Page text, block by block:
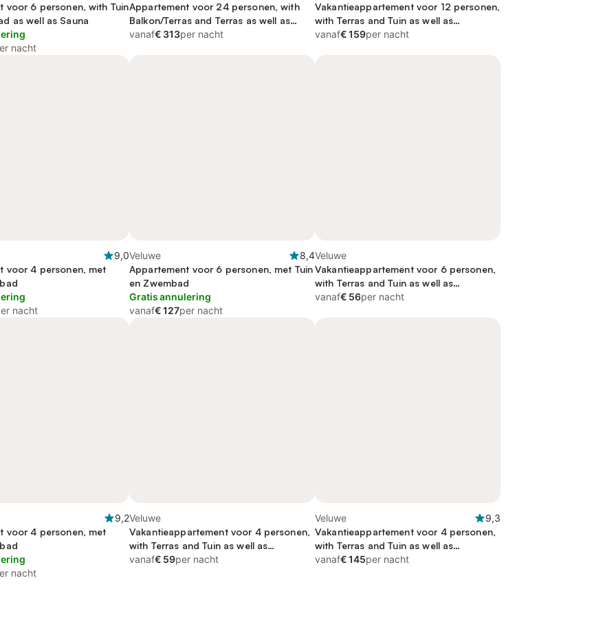
voor 6 personen, with Tuin
as well as Sauna
nacht
Appartement voor 24 personen, with
Balkon/Terras and Terras as well as
Sauna and Uitzicht op het meer
vanaf€ 313per nacht
Vakantieappartement voor 12 personen,
with Terras and Tuin as well as
Kinderzwembad and Zwembad
vanaf€ 159per nacht
9,0
voor 4 personen, met
nacht
Veluwe
8,4
Appartement voor 6 personen, met Tuin
en Zwembad
Gratis annulering
vanaf€ 127per nacht
Veluwe
Vakantieappartement voor 6 personen,
with Terras and Tuin as well as
Kinderzwembad and Zwembad
vanaf€ 56per nacht
9,2
voor 4 personen, met
nacht
Veluwe
Vakantieappartement voor 4 personen,
with Terras and Tuin as well as
Kinderzwembad and Zwembad
vanaf€ 59per nacht
Veluwe
9,3
Vakantieappartement voor 4 personen,
with Terras and Tuin as well as
Kinderzwembad and Zwembad
vanaf€ 145per nacht